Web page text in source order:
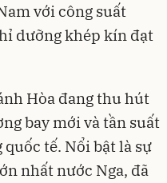
với công suất
dưỡng khép kín đạt
Hòa đang thu hút
bay mới và tần suất
tế. Nổi bật là sự
nhất nước Nga, đã